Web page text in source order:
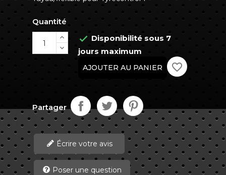
Quantité
 Disponibilité sous 7
jours maximum
AJOUTER AU PANIER favorite_border
Partager
Écrire votre avis
Poser une question